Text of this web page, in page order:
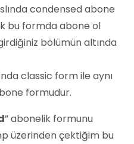
condensed abone
bu formda abone ol
bölümün altında
classic form ile aynı
formudur.
” abonelik formunu
üzerinden çektiğim bu